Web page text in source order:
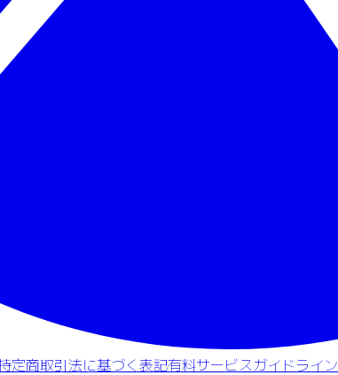
定商取引法に基づく表記有料サービスガイドライン